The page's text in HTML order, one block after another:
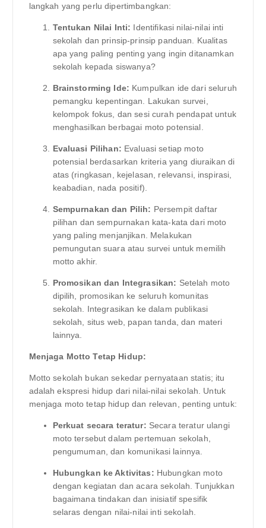
langkah yang perlu dipertimbangkan:
Tentukan Nilai Inti: Identifikasi nilai-nilai inti
sekolah dan prinsip-prinsip panduan. Kualitas
apa yang paling penting yang ingin ditanamkan
sekolah kepada siswanya?
Brainstorming Ide: Kumpulkan ide dari seluruh
pemangku kepentingan. Lakukan survei,
kelompok fokus, dan sesi curah pendapat untuk
menghasilkan berbagai moto potensial.
Evaluasi Pilihan: Evaluasi setiap moto
potensial berdasarkan kriteria yang diuraikan di
atas (ringkasan, kejelasan, relevansi, inspirasi,
keabadian, nada positif).
Sempurnakan dan Pilih: Persempit daftar
pilihan dan sempurnakan kata-kata dari moto
yang paling menjanjikan. Melakukan
pemungutan suara atau survei untuk memilih
motto akhir.
Promosikan dan Integrasikan: Setelah moto
dipilih, promosikan ke seluruh komunitas
sekolah. Integrasikan ke dalam publikasi
sekolah, situs web, papan tanda, dan materi
lainnya.
Menjaga Motto Tetap Hidup:
Motto sekolah bukan sekedar pernyataan statis; itu
adalah ekspresi hidup dari nilai-nilai sekolah. Untuk
menjaga moto tetap hidup dan relevan, penting untuk:
Perkuat secara teratur: Secara teratur ulangi
moto tersebut dalam pertemuan sekolah,
pengumuman, dan komunikasi lainnya.
Hubungkan ke Aktivitas: Hubungkan moto
dengan kegiatan dan acara sekolah. Tunjukkan
bagaimana tindakan dan inisiatif spesifik
selaras dengan nilai-nilai inti sekolah.